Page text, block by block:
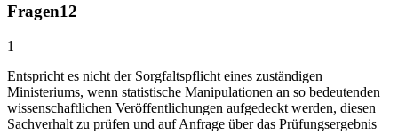
Fragen12
1
Entspricht es nicht der Sorgfaltspflicht eines zuständigen
Ministeriums, wenn statistische Manipulationen an so bedeutenden
wissenschaftlichen Veröffentlichungen aufgedeckt werden, diesen
Sachverhalt zu prüfen und auf Anfrage über das Prüfungsergebnis